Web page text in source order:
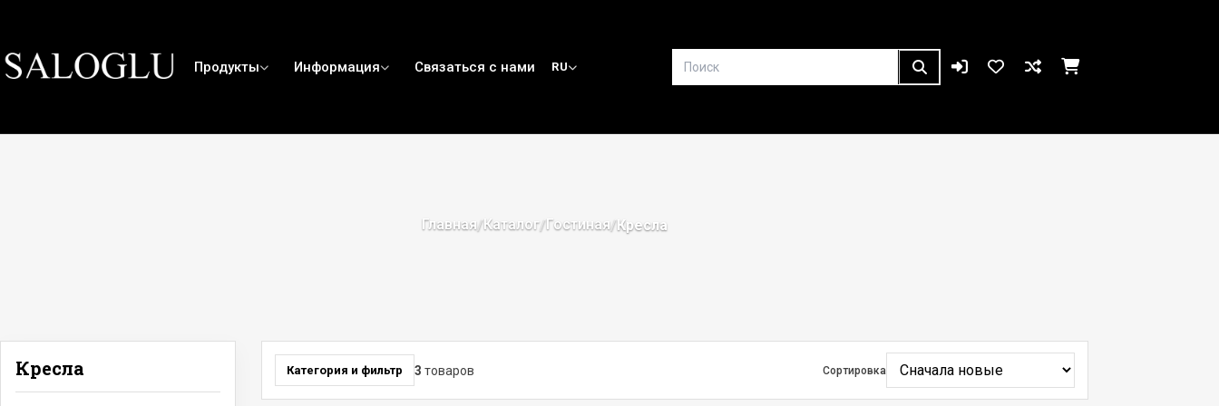
Продукты Информация Связаться с нами RU
Главная/Каталог/Гостиная/Кресла
Кресла Категория и фильтр 3 товаров Сортировка